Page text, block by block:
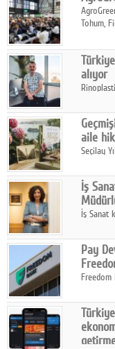
Tohum,
alıyor
biri
aile
Seçilay
katmanlı
İş
İş Sanat
Pay
Freedom
Turkish
karar